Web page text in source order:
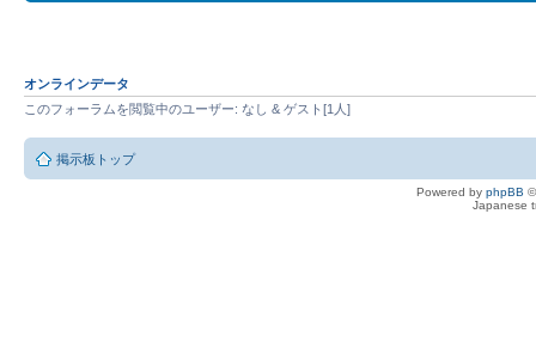
オンラインデータ
このフォーラムを閲覧中のユーザー: なし & ゲスト[1人]
掲示板トップ
Powered by phpBB
Japanese